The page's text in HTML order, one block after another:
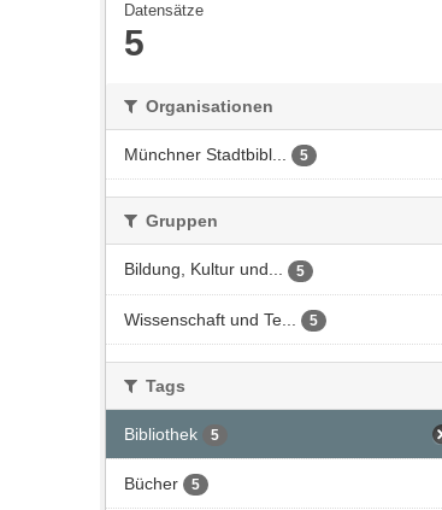
Datensätze
5
Organisationen
Münchner Stadtbibl... 5
Gruppen
Bildung, Kultur und... 5
Wissenschaft und Te... 5
Tags
Bibliothek 5
Bücher 5